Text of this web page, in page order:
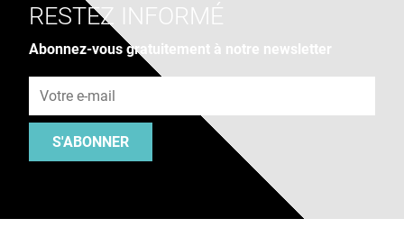
RESTEZ INFORMÉ
Abonnez-vous gratuitement à notre newsletter
S'ABONNER